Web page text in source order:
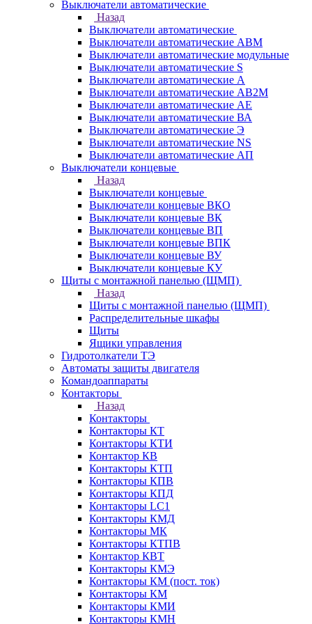
Выключатели автоматические
Назад
Выключатели автоматические
Выключатели автоматические АВМ
Выключатели автоматические модульные
Выключатели автоматические S
Выключатели автоматические А
Выключатели автоматические АВ2М
Выключатели автоматические АЕ
Выключатели автоматические ВА
Выключатели автоматические Э
Выключатели автоматические NS
Выключатели автоматические АП
Выключатели концевые
Назад
Выключатели концевые
Выключатели концевые ВКО
Выключатели концевые ВК
Выключатели концевые ВП
Выключатели концевые ВПК
Выключатели концевые ВУ
Выключатели концевые КУ
Щиты с монтажной панелью (ЩМП)
Назад
Щиты с монтажной панелью (ЩМП)
Распределительные шкафы
Щиты
Ящики управления
Гидротолкатели ТЭ
Автоматы защиты двигателя
Командоаппараты
Контакторы
Назад
Контакторы
Контакторы КТ
Контакторы КТИ
Контактор КВ
Контакторы КТП
Контакторы КПВ
Контакторы КПД
Контакторы LC1
Контакторы КМД
Контакторы МК
Контакторы КТПВ
Контактор КВТ
Контакторы КМЭ
Контакторы КМ (пост. ток)
Контакторы КМ
Контакторы КМИ
Контакторы КМН